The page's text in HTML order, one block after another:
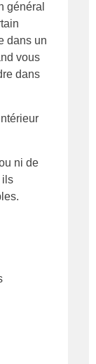
général
dans un
vous
dans
ni de
ils